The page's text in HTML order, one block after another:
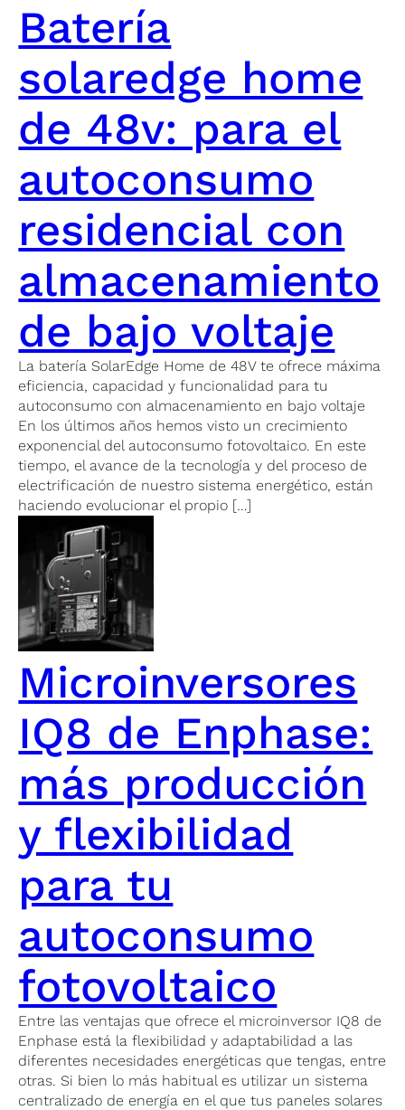
Batería
solaredge home
de 48v: para el
autoconsumo
residencial con
almacenamiento
de bajo voltaje
La batería SolarEdge Home de 48V te ofrece máxima
eficiencia, capacidad y funcionalidad para tu
autoconsumo con almacenamiento en bajo voltaje
En los últimos años hemos visto un crecimiento
exponencial del autoconsumo fotovoltaico. En este
tiempo, el avance de la tecnología y del proceso de
electrificación de nuestro sistema energético, están
haciendo evolucionar el propio […]
Microinversores
IQ8 de Enphase:
más producción
y flexibilidad
para tu
autoconsumo
fotovoltaico
Entre las ventajas que ofrece el microinversor IQ8 de
Enphase está la flexibilidad y adaptabilidad a las
diferentes necesidades energéticas que tengas, entre
otras. Si bien lo más habitual es utilizar un sistema
centralizado de energía en el que tus paneles solares